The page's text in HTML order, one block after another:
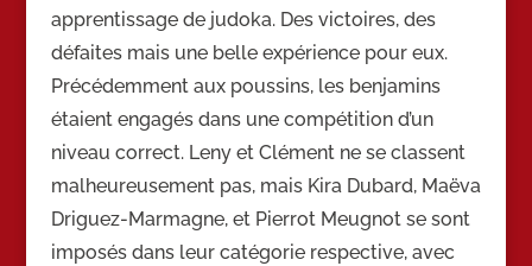
apprentissage de judoka. Des victoires, des
défaites mais une belle expérience pour eux.
Précédemment aux poussins, les benjamins
étaient engagés dans une compétition d’un
niveau correct. Leny et Clément ne se classent
malheureusement pas, mais Kira Dubard, Maëva
Driguez-Marmagne, et Pierrot Meugnot se sont
imposés dans leur catégorie respective, avec